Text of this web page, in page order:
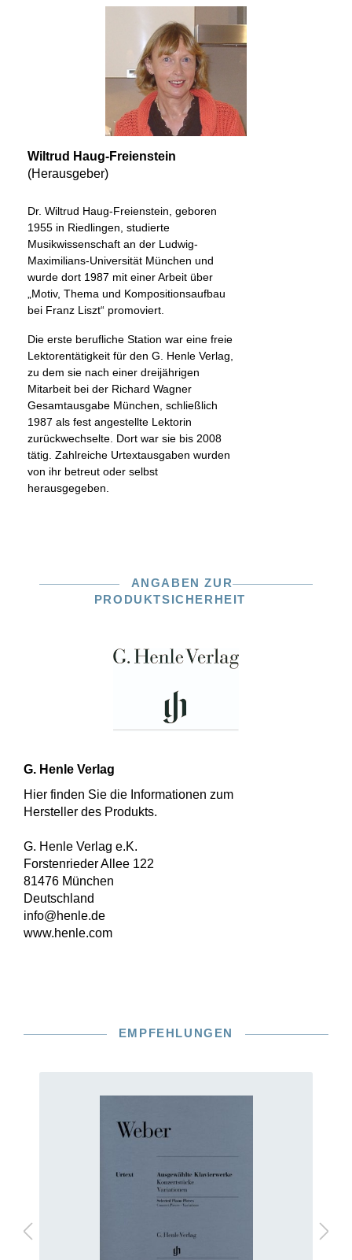
Wiltrud Haug-Freienstein
(Herausgeber)
Dr. Wiltrud Haug-Freienstein, geboren
1955 in Riedlingen, studierte
Musikwissenschaft an der Ludwig-
Maximilians-Universität München und
wurde dort 1987 mit einer Arbeit über
„Motiv, Thema und Kompositionsaufbau
bei Franz Liszt“ promoviert.
Die erste berufliche Station war eine freie
Lektorentätigkeit für den G. Henle Verlag,
zu dem sie nach einer dreijährigen
Mitarbeit bei der Richard Wagner
Gesamtausgabe München, schließlich
1987 als fest angestellte Lektorin
zurückwechselte. Dort war sie bis 2008
tätig. Zahlreiche Urtextausgaben wurden
von ihr betreut oder selbst
herausgegeben.
ANGABEN ZUR
PRODUKTSICHERHEIT
G. Henle Verlag
Hier finden Sie die Informationen zum
Hersteller des Produkts.
G. Henle Verlag e.K.
Forstenrieder Allee 122
81476 München
Deutschland
info@henle.de
www.henle.com
EMPFEHLUNGEN